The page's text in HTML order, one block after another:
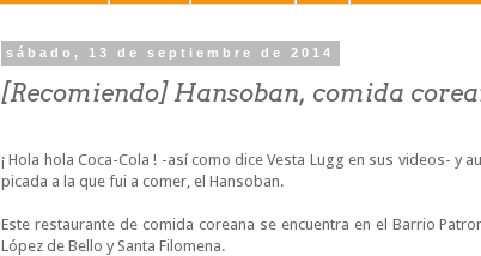
sábado, 13 de septiembre de 2014
[Recomiendo] Hansoban, comida
¡ Hola hola Coca-Cola ! -así como dice Vesta Lugg en sus videos- y
picada a la que fui a comer, el Hansoban.
Este restaurante de comida coreana se encuentra en el Barrio
López de Bello y Santa Filomena.